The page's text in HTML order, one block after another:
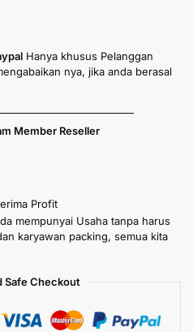
Hanya khusus Pelanggan
nya, jika anda berasal
Member Reseller
Profit
mempunyai Usaha tanpa harus
karyawan packing, semua kita
Safe Checkout